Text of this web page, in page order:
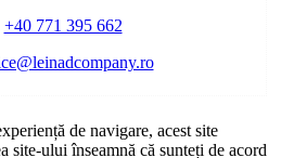
+40 771 395 662
de navigare, acest site
site-ului înseamnă că sunteți de acord